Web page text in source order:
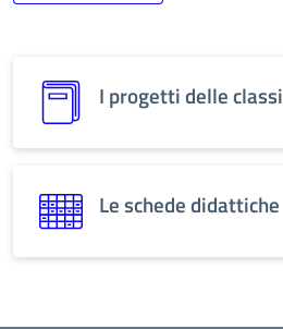
I progetti delle classi
Le schede didattiche